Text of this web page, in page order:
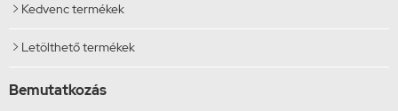
 Kedvenc termékek
 Letölthető termékek
Bemutatkozás